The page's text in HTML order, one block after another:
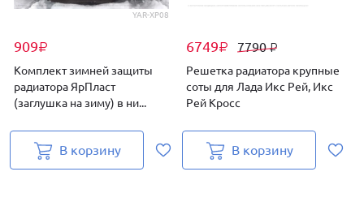
YAR-XP08
909₽
Комплект зимней защиты
радиатора ЯрПласт
(заглушка на зиму) в ни...
В корзину
6749₽ 7790₽
Решетка радиатора крупные
соты для Лада Икс Рей, Икс
Рей Кросс
В корзину